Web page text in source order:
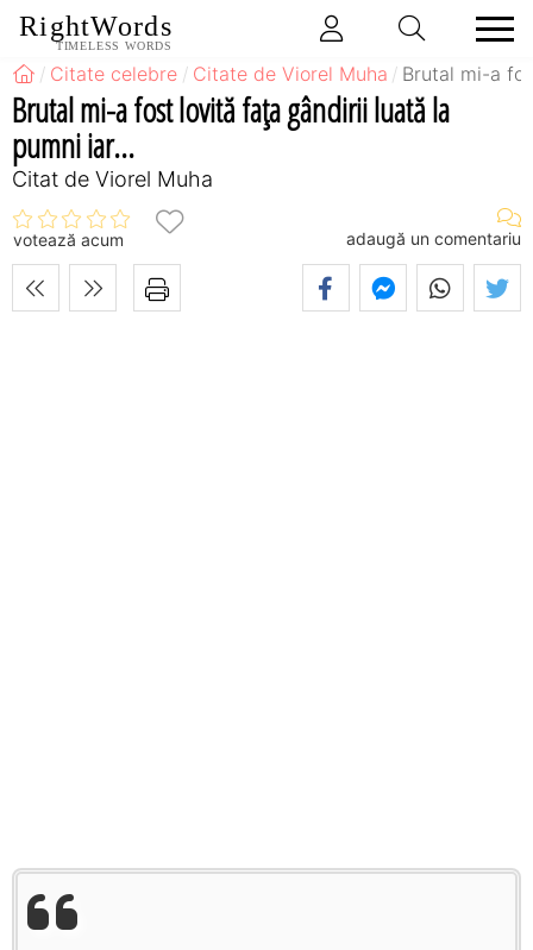
RightWords
TIMELESS WORDS
Citate celebre Citate de Viorel Muha Brutal mi-a
Brutal mi-a fost lovită faţa gândirii luată la
pumni iar...
Citat de Viorel Muha
votează acum adaugă un comentariu